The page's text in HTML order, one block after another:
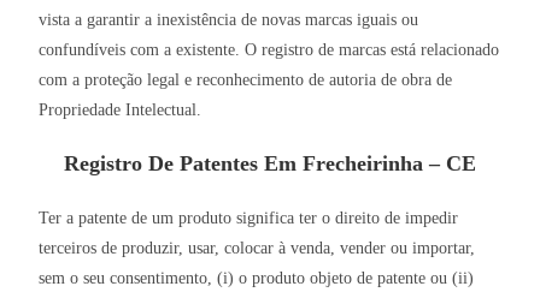
vista a garantir a inexistência de novas marcas iguais ou
confundíveis com a existente. O registro de marcas está relacionado
com a proteção legal e reconhecimento de autoria de obra de
Propriedade Intelectual.
Registro De Patentes Em Frecheirinha – CE
Ter a patente de um produto significa ter o direito de impedir
terceiros de produzir, usar, colocar à venda, vender ou importar,
sem o seu consentimento, (i) o produto objeto de patente ou (ii)